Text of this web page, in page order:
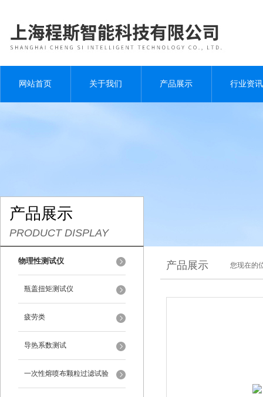
网站首页 关于我们 产品展示 行业资讯
产品展示
PRODUCT DISPLAY
物理性测试仪
瓶盖扭矩测试仪
疲劳类
导热系数测试
一次性熔喷布颗粒过滤试验
产品展示 您现在的